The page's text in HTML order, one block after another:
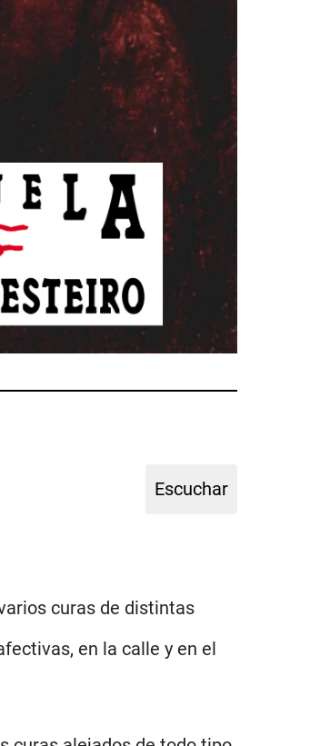
curas de distintas
en la calle y en el